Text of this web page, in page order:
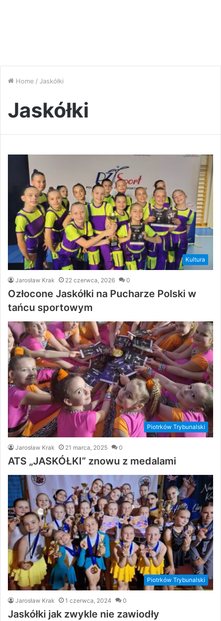
Home / Jaskółki
Jaskółki
Kultura
Jarosław Krak 22 czerwca, 2026 0
Ozłocone Jaskółki na Pucharze Polski w
tańcu sportowym
Piotrków Trybunalski
Jarosław Krak 21 marca, 2025 0
ATS „JASKÓŁKI” znowu z medalami
Piotrków Trybunalski
Jarosław Krak 1 czerwca, 2024 0
Jaskółki jak zwykle nie zawiodły